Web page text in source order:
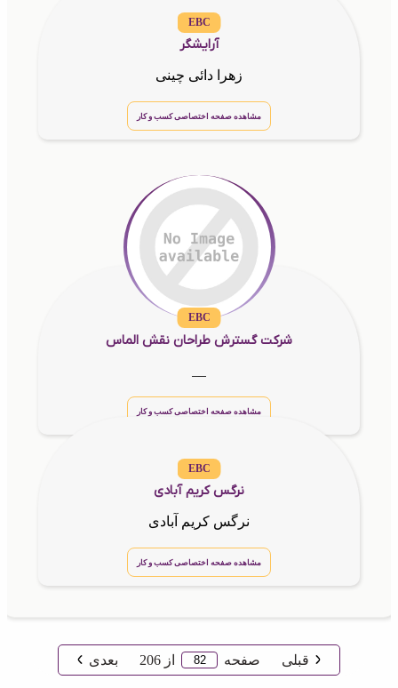
EBC
آرایشگر
زهرا دائی چینی
مشاهده صفحه اختصاصی کسب و کار
EBC
شرکت گسترش طراحان نقش الماس
مشاهده صفحه اختصاصی کسب و کار
EBC
نرگس کریم آبادی
نرگس کریم آبادی
مشاهده صفحه اختصاصی کسب و کار
قبلی صفحه از 206 بعدی